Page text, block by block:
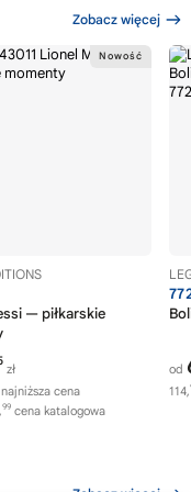
Zobacz więcej
— piłkarskie
zł
najniższa cena
99 cena katalogowa
od
114,